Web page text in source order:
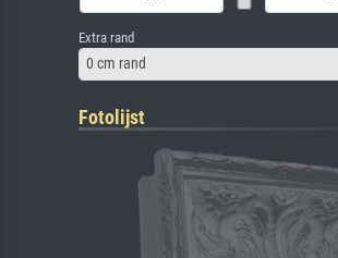
Extra rand
0 cm rand
Fotolijst